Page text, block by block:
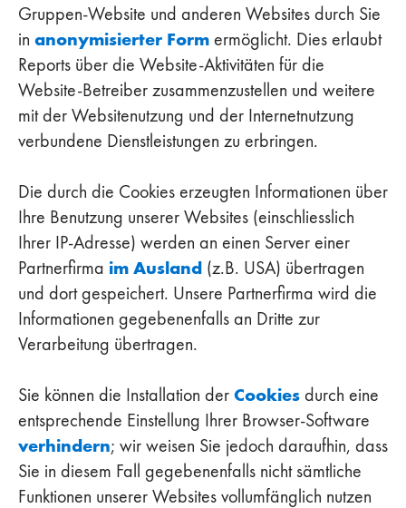
Gruppen-Website und anderen Websites durch Sie
in anonymisierter Form ermöglicht. Dies erlaubt
Reports über die Website-Aktivitäten für die
Website-Betreiber zusammenzustellen und weitere
mit der Websitenutzung und der Internetnutzung
verbundene Dienstleistungen zu erbringen.
Die durch die Cookies erzeugten Informationen über
Ihre Benutzung unserer Websites (einschliesslich
Ihrer IP-Adresse) werden an einen Server einer
Partnerfirma im Ausland (z.B. USA) übertragen
und dort gespeichert. Unsere Partnerfirma wird die
Informationen gegebenenfalls an Dritte zur
Verarbeitung übertragen.
Sie können die Installation der Cookies durch eine
entsprechende Einstellung Ihrer Browser-Software
verhindern; wir weisen Sie jedoch daraufhin, dass
Sie in diesem Fall gegebenenfalls nicht sämtliche
Funktionen unserer Websites vollumfänglich nutzen